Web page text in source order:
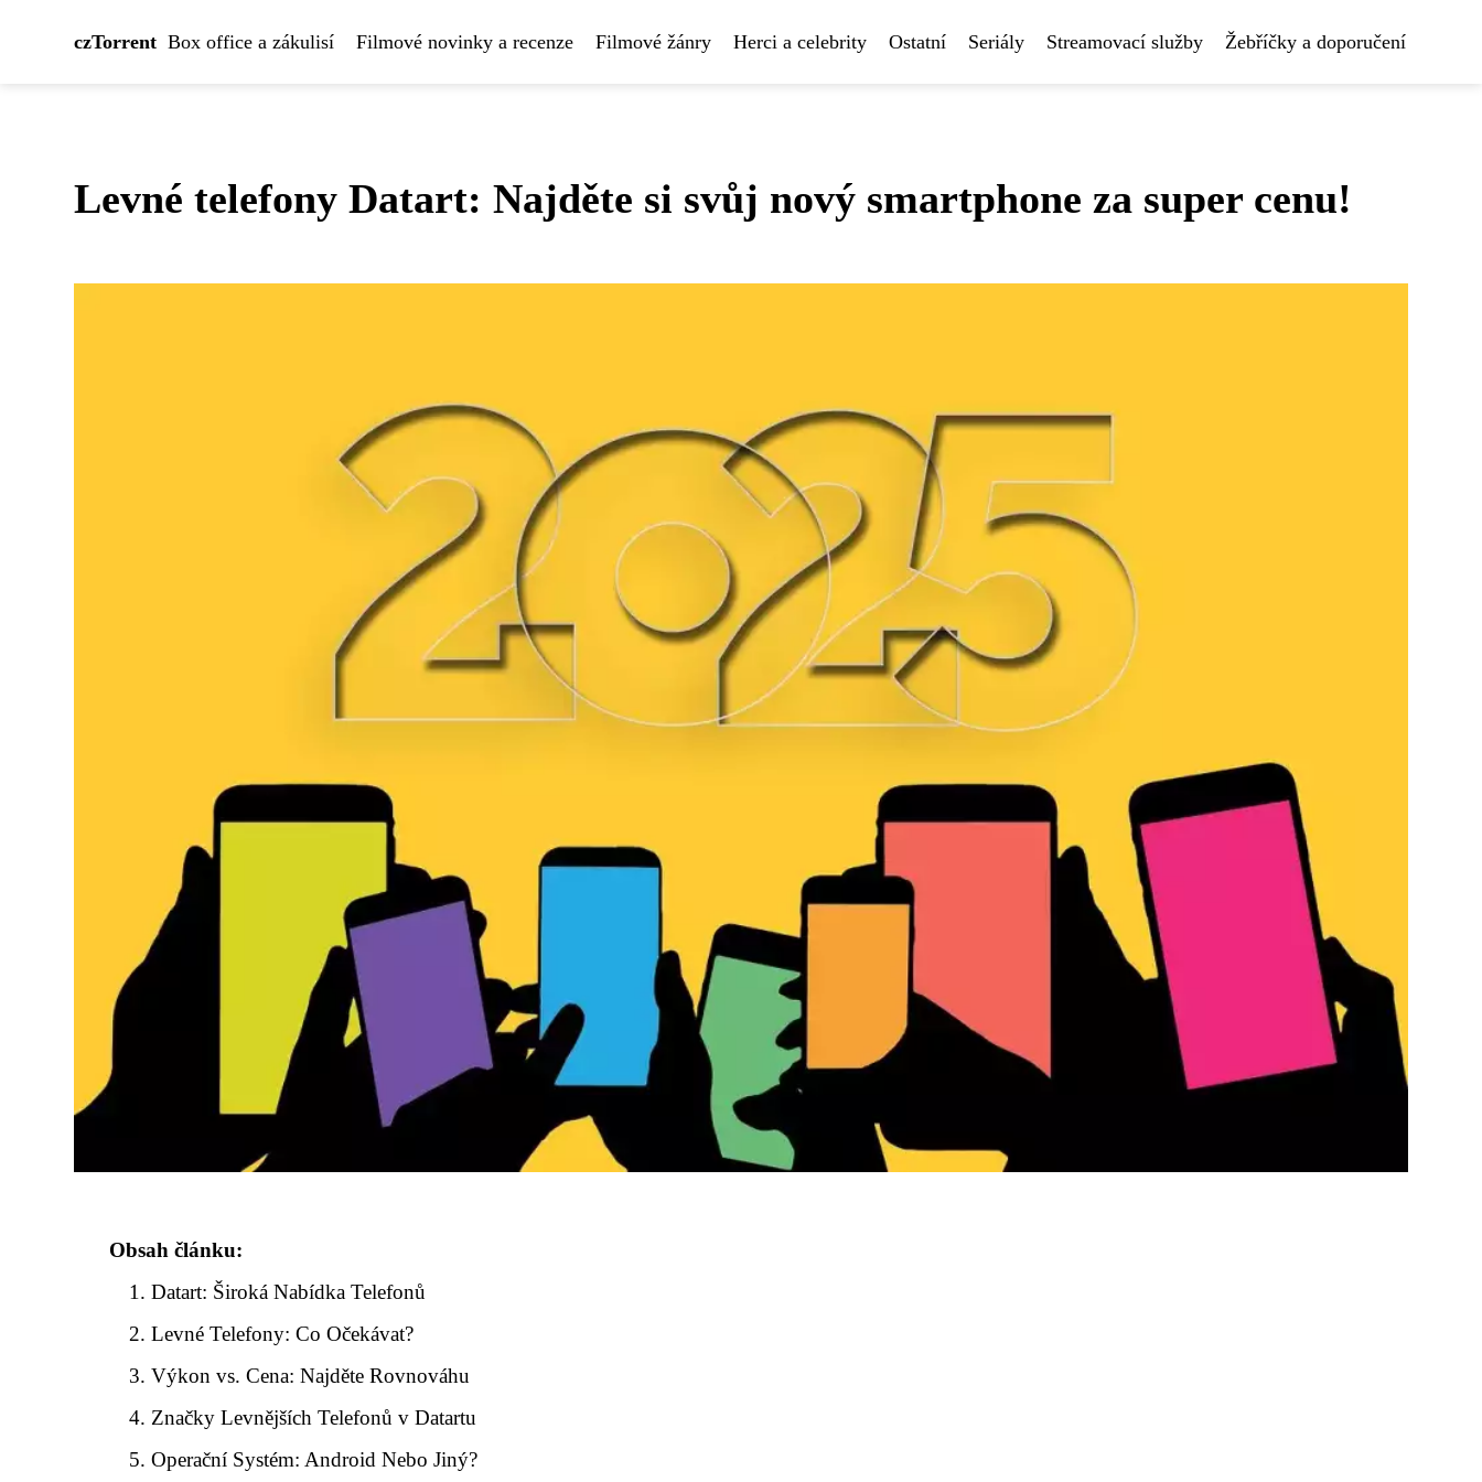
czTorrent Box office a zákulisí Filmové novinky a recenze Filmové žánry Herci a celebrity Ostatní Seriály Streamovací služby Žebříčky a doporučení
Levné telefony Datart: Najděte si svůj nový smartphone za super cenu!
Obsah článku:
Datart: Široká Nabídka Telefonů
Levné Telefony: Co Očekávat?
Výkon vs. Cena: Najděte Rovnováhu
Značky Levnějších Telefonů v Datartu
Operační Systém: Android Nebo Jiný?